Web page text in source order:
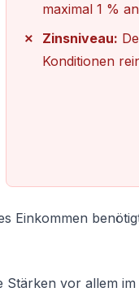
maximal 1 %
Zinsniveau:
Konditionen
Einkommen
Stärken vor allem